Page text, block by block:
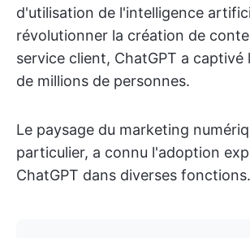
d'utilisation de l'intelligence
révolutionner la création de
service client, ChatGPT a captivé
de millions de personnes.
Le paysage du marketing
particulier, a connu l'adoption
ChatGPT dans diverses fonctions.